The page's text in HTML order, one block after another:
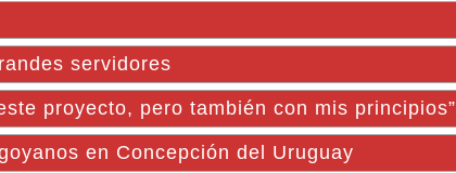
servidores
proyecto, pero también con mis principios”
en Concepción del Uruguay